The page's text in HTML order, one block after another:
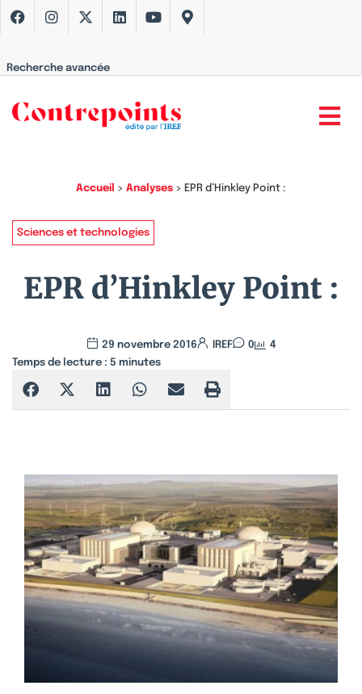
Recherche avancée
Accueil > Analyses > EPR d’Hinkley Point :
Sciences et technologies
EPR d’Hinkley Point :
29 novembre 2016 IREF 0
4
Temps de lecture : 5 minutes